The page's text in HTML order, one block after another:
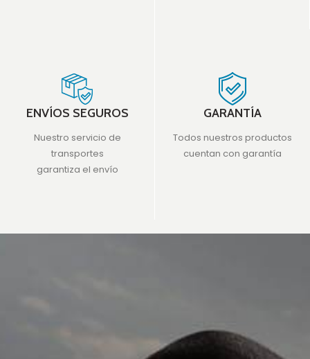
ENVÍOS SEGUROS
Nuestro servicio de
transportes
garantiza el envío
GARANTÍA
Todos nuestros productos
cuentan con garantía